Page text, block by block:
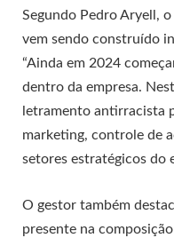
Segundo Pedro Aryell,
vem sendo construído
“Ainda em 2024
dentro da empresa.
letramento antirracista
marketing, controle de
setores estratégicos do
O gestor também
presente na